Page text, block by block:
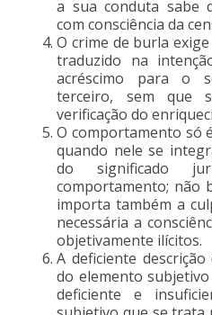
a sua conduta sabe
com consciência da
O crime de burla
traduzido na
acréscimo para o
terceiro, sem que
verificação do
O comportamento só
quando nele se
do significado
comportamento; não
importa também a
necessária a
objetivamente ilícitos.
A deficiente
do elemento
deficiente e